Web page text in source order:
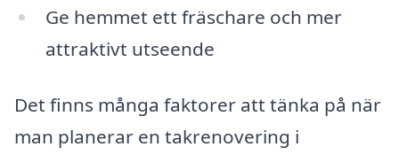
Ge hemmet ett fräschare och mer
attraktivt utseende
Det finns många faktorer att tänka på när
man planerar en takrenovering i